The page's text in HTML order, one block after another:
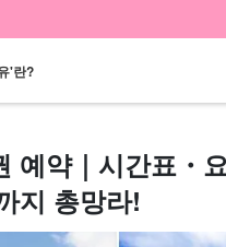
'란?
이리오모테 섬 "폭
투어
바라스 섬 투어
예약｜시간표・
지 총망라!